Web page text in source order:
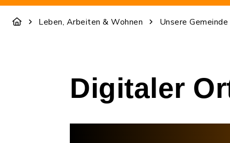
Leben, Arbeiten & Wohnen Unsere Gemeinde
Digitaler